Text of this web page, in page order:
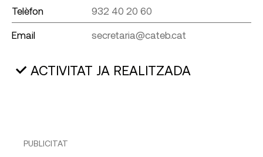
Telèfon 932 40 20 60
Email secretaria@cateb.cat
ACTIVITAT JA REALITZADA
PUBLICITAT